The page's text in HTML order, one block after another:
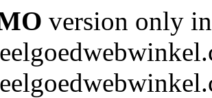
version only